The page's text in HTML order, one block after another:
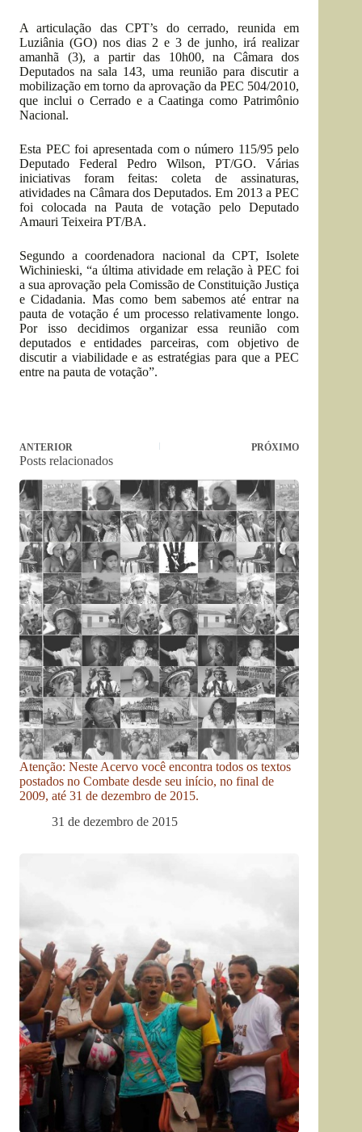
A articulação das CPT’s do cerrado, reunida em
Luziânia (GO) nos dias 2 e 3 de junho, irá realizar
amanhã (3), a partir das 10h00, na Câmara dos
Deputados na sala 143, uma reunião para discutir a
mobilização em torno da aprovação da PEC 504/2010,
que inclui o Cerrado e a Caatinga como Patrimônio
Nacional.
Esta PEC foi apresentada com o número 115/95 pelo
Deputado Federal Pedro Wilson, PT/GO. Várias
iniciativas foram feitas: coleta de assinaturas,
atividades na Câmara dos Deputados. Em 2013 a PEC
foi colocada na Pauta de votação pelo Deputado
Amauri Teixeira PT/BA.
Segundo a coordenadora nacional da CPT, Isolete
Wichinieski, “a última atividade em relação à PEC foi
a sua aprovação pela Comissão de Constituição Justiça
e Cidadania. Mas como bem sabemos até entrar na
pauta de votação é um processo relativamente longo.
Por isso decidimos organizar essa reunião com
deputados e entidades parceiras, com objetivo de
discutir a viabilidade e as estratégias para que a PEC
entre na pauta de votação”.
ANTERIOR PRÓXIMO
Posts relacionados
Atenção: Neste Acervo você encontra todos os textos
postados no Combate desde seu início, no final de
2009, até 31 de dezembro de 2015.
31 de dezembro de 2015